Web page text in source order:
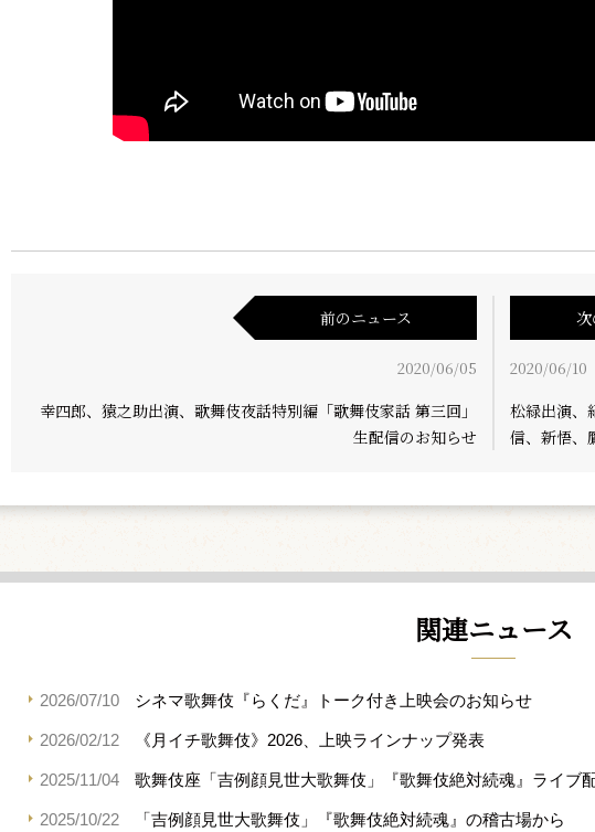
前のニュース
2020/06/05
幸四郎、猿之助出演、歌舞伎夜話特別編「歌舞伎家話 第三回」
生配信のお知らせ
2020/06/10
松緑出演、
信、新悟、
関連ニュース
2026/07/10 シネマ歌舞伎『らくだ』トーク付き上映会のお知らせ
2026/02/12 《月イチ歌舞伎》2026、上映ラインナップ発表
2025/11/04 歌舞伎座「吉例顔見世大歌舞伎」『歌舞伎絶対続魂』ライブ
2025/10/22 「吉例顔見世大歌舞伎」『歌舞伎絶対続魂』の稽古場から